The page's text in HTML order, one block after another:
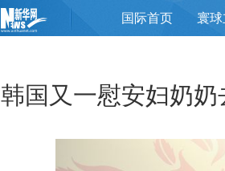
国际首页 寰
韩国又一慰安妇奶奶